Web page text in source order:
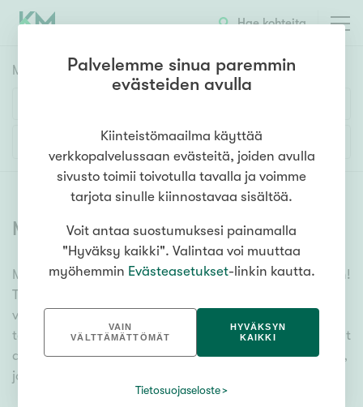
Hae kohteita
Myyntikohteet
1h 2h 3h 4h 5h+
Asuntotyyppi
Kerros-/luhtitalo
Rivitalo/paritalo
Omakoti-/erillistalo
Maa- tai metsätila
Vapaa-ajan asunto
Lisää hakuehtoja
Myytävät asunnot (6361 )
Meiltä löydät myytävät asunnot, oli tarpeesi mikä vain!
Tuhansien kohteiden ja satojen kiinteistönvälittäjien
verkostomme auttaa sinua kenties elämäsi
tärkeimmässä päätöksessä. Katso alta kaikki myytävät
asunnot. Hyödynnä myös kätevää hakutyökaluamme,
jonka avulla löydät omien toiveidesi mukaisen kodin.
Palvelemme sinua paremmin
evästeiden avulla
Kiinteistömaailma käyttää
verkkopalvelussaan evästeitä, joiden avulla
sivusto toimii toivotulla tavalla ja voimme
tarjota sinulle kiinnostavaa sisältöä.
Voit antaa suostumuksesi painamalla
"Hyväksy kaikki". Valintaa voi muuttaa
myöhemmin Evästeasetukset-linkin kautta.
VAIN
VÄLTTÄMÄTTÖMÄT
HYVÄKSYN
KAIKKI
Tietosuojaseloste